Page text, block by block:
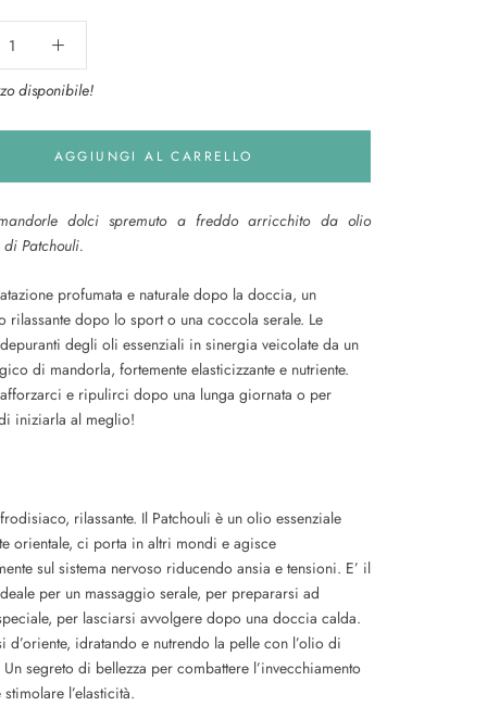
disponibile!
AGGIUNGI AL CARRELLO
dolci spremuto a freddo arricchito da olio
di Patchouli.
profumata e naturale dopo la doccia, un
rilassante dopo lo sport o una coccola serale. Le
degli oli essenziali in sinergia veicolate da un
di mandorla, fortemente elasticizzante e nutriente.
e ripulirci dopo una lunga giornata o per
iniziarla al meglio!
rilassante. Il Patchouli è un olio essenziale
orientale, ci porta in altri mondi e agisce
sul sistema nervoso riducendo ansia e tensioni. E’ il
per un massaggio serale, per prepararsi ad
per lasciarsi avvolgere dopo una doccia calda.
d’oriente, idratando e nutrendo la pelle con l’olio di
segreto di bellezza per combattere l’invecchiamento
l’elasticità.